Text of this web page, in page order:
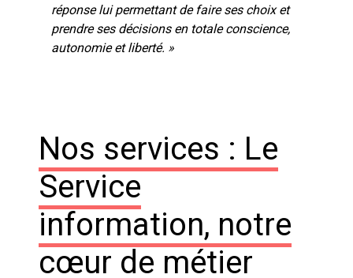
réponse lui permettant de faire ses choix et
prendre ses décisions en totale conscience,
autonomie et liberté. »
Nos services : Le
Service
information, notre
cœur de métier